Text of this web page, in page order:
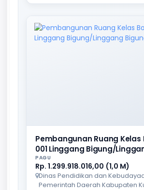
Pembangunan Ruang Kelas
001 Linggang Bigung/
PAGU
Rp. 1.299.918.016,00 (1,0 M)
Dinas Pendidikan dan
Pemerintah Daerah Kabupaten